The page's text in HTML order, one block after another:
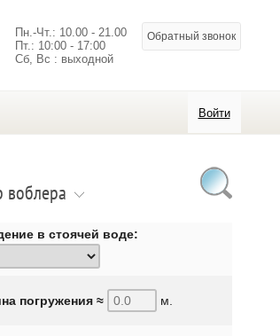
Пн.-Чт.: 10.00 - 21.00
Пт.: 10:00 - 17:00
Сб, Вс : выходной
Обратный звонок
Войти
воблера
в стоячей воде:
погружения ≈ м.